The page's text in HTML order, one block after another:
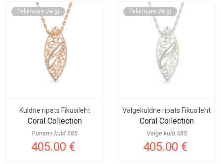
Tellimuse Järgi
Kuldne ripats Fikusileht
Coral Collection
Punane kuld 585
405.00 €
Tellimuse Järgi
Valgekuldne ripats Fikusileht
Coral Collection
Valge kuld 585
405.00 €